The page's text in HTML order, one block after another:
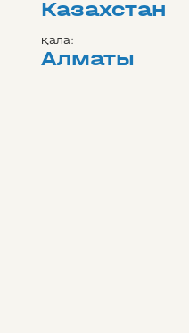
Казахстан
Қала:
Алматы